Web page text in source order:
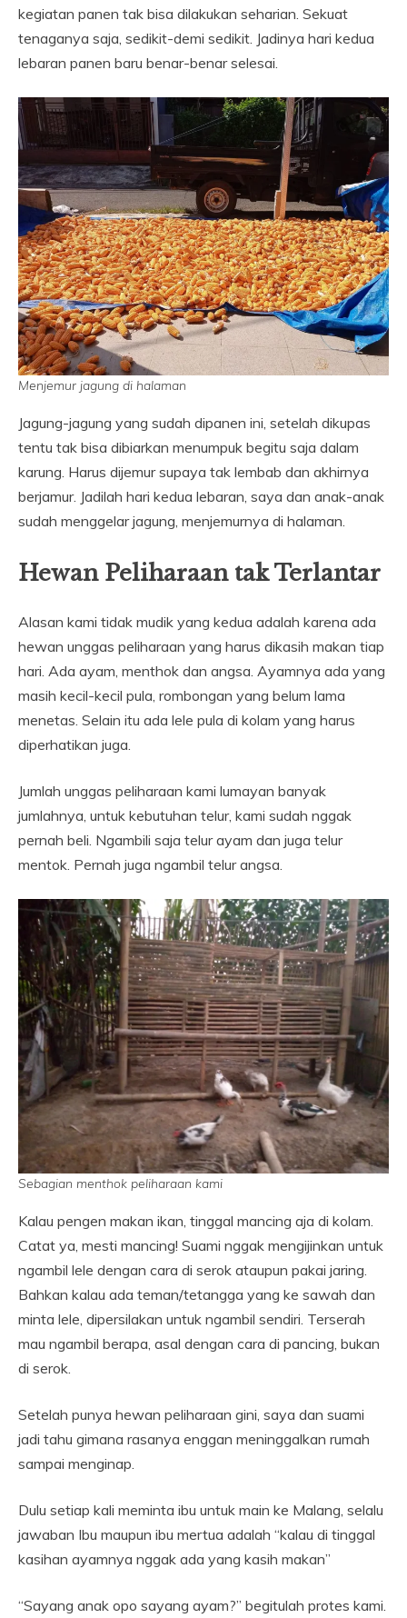
kegiatan panen tak bisa dilakukan seharian. Sekuat
tenaganya saja, sedikit-demi sedikit. Jadinya hari kedua
lebaran panen baru benar-benar selesai.
Menjemur jagung di halaman
Jagung-jagung yang sudah dipanen ini, setelah dikupas
tentu tak bisa dibiarkan menumpuk begitu saja dalam
karung. Harus dijemur supaya tak lembab dan akhirnya
berjamur. Jadilah hari kedua lebaran, saya dan anak-anak
sudah menggelar jagung, menjemurnya di halaman.
Hewan Peliharaan tak Terlantar
Alasan kami tidak mudik yang kedua adalah karena ada
hewan unggas peliharaan yang harus dikasih makan tiap
hari. Ada ayam, menthok dan angsa. Ayamnya ada yang
masih kecil-kecil pula, rombongan yang belum lama
menetas. Selain itu ada lele pula di kolam yang harus
diperhatikan juga.
Jumlah unggas peliharaan kami lumayan banyak
jumlahnya, untuk kebutuhan telur, kami sudah nggak
pernah beli. Ngambili saja telur ayam dan juga telur
mentok. Pernah juga ngambil telur angsa.
Sebagian menthok peliharaan kami
Kalau pengen makan ikan, tinggal mancing aja di kolam.
Catat ya, mesti mancing! Suami nggak mengijinkan untuk
ngambil lele dengan cara di serok ataupun pakai jaring.
Bahkan kalau ada teman/tetangga yang ke sawah dan
minta lele, dipersilakan untuk ngambil sendiri. Terserah
mau ngambil berapa, asal dengan cara di pancing, bukan
di serok.
Setelah punya hewan peliharaan gini, saya dan suami
jadi tahu gimana rasanya enggan meninggalkan rumah
sampai menginap.
Dulu setiap kali meminta ibu untuk main ke Malang, selalu
jawaban Ibu maupun ibu mertua adalah “kalau di tinggal
kasihan ayamnya nggak ada yang kasih makan”
“Sayang anak opo sayang ayam?” begitulah protes kami.